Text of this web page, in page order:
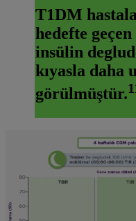
T1DM
hedefte
insülin
kıyasla daha
görülmüştür.